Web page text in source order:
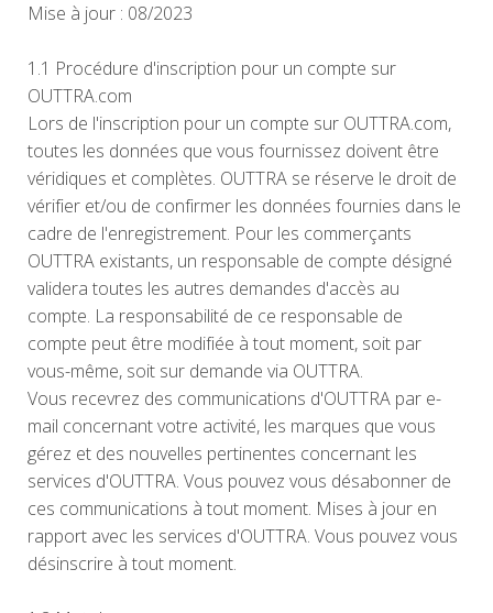
Mise à jour : 08/2023
1.1 Procédure d'inscription pour un compte sur
OUTTRA.com
Lors de l'inscription pour un compte sur OUTTRA.com,
toutes les données que vous fournissez doivent être
véridiques et complètes. OUTTRA se réserve le droit de
vérifier et/ou de confirmer les données fournies dans le
cadre de l'enregistrement. Pour les commerçants
OUTTRA existants, un responsable de compte désigné
validera toutes les autres demandes d'accès au
compte. La responsabilité de ce responsable de
compte peut être modifiée à tout moment, soit par
vous-même, soit sur demande via OUTTRA.
Vous recevrez des communications d'OUTTRA par e-
mail concernant votre activité, les marques que vous
gérez et des nouvelles pertinentes concernant les
services d'OUTTRA. Vous pouvez vous désabonner de
ces communications à tout moment. Mises à jour en
rapport avec les services d'OUTTRA. Vous pouvez vous
désinscrire à tout moment.